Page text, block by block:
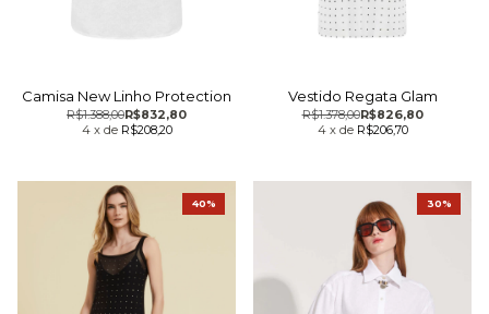
Camisa New Linho Protection
R$832,80
R$1.388,00
4 x de R$208,20
Vestido Regata Glam
R$826,80
R$1.378,00
4 x de R$206,70
40% 30%